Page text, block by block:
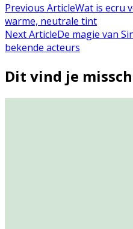
Previous ArticleWat is ecru
warme, neutrale tint
Next ArticleDe magie van
bekende acteurs
Dit vind je